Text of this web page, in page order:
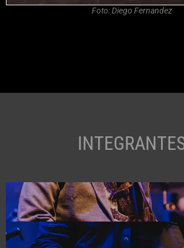
Foto: Diego Fernandez